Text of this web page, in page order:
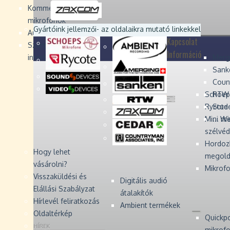
Kommentátor-
mikrofonok
Audio Monitors
Számítógépes audió
interfész
Rycote
Mini
Digitális audió
átalakítók
Ambient termékek
...
Devices
Devices
Zaxcom
Zaxcom
Gyártóink jellemzői- az oldalaikra mutató linkekkel
Kapcsolat
Információ
Hogy lehet
vásárolni?
Visszaküldési és
Elállási Szabályzat
Hírlevél feliratkozás
Oldaltérkép
HÍREK